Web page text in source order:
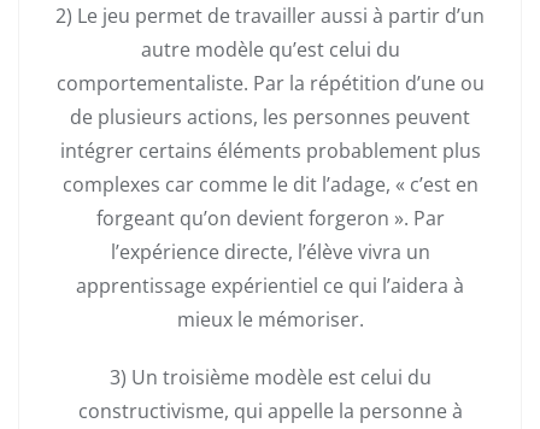
2) Le jeu permet de travailler aussi à partir d’un
autre modèle qu’est celui du
comportementaliste. Par la répétition d’une ou
de plusieurs actions, les personnes peuvent
intégrer certains éléments probablement plus
complexes car comme le dit l’adage, « c’est en
forgeant qu’on devient forgeron ». Par
l’expérience directe, l’élève vivra un
apprentissage expérientiel ce qui l’aidera à
mieux le mémoriser.
3) Un troisième modèle est celui du
constructivisme, qui appelle la personne à